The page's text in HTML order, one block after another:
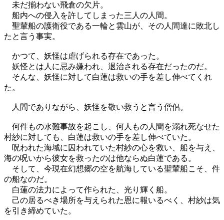
未だ揃わない飛倉の欠片。
船内への侵入を許してしまった三人の人間。
聖輦船の護衛役である一輪と雲山が、その人間達に敗北し
たと言う事実。
かつて、妖怪は虐げられる存在であった。
妖怪とは人に忌み嫌われ、退治される存在だったのだ。
そんな、妖怪に対して白蓮は救いの手を差し伸べてくれ
た。
人間でありながら、妖怪を敬い救うと言う僧侶。
何件もの水難事故を起こし、何人もの人間を溺れ死なせた
村紗に対しても、白蓮は救いの手を差し伸べていた。
呪われた海域に囚われていた村紗の心を救い、船を与え、
海の呪いから彼女を救ったのは他ならぬ白蓮である。
そして、今現在幻想郷の空を航海している聖輦船こそ、件
の船なのだ。
白蓮の法力によって作られた、光り輝く船。
己の居るべき場所を与えられた恩に報いるべく、村紗は気
を引き締めていた。